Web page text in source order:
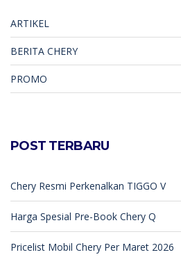
ARTIKEL
BERITA CHERY
PROMO
POST TERBARU
Chery Resmi Perkenalkan TIGGO V
Harga Spesial Pre-Book Chery Q
Pricelist Mobil Chery Per Maret 2026